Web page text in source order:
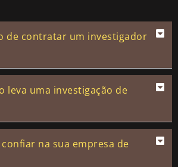
de contratar um investigador
leva uma investigação de
na sua empresa de